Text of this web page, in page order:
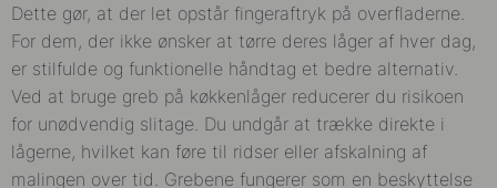
Dette gør, at der let opstår fingeraftryk på overfladerne.
For dem, der ikke ønsker at tørre deres låger af hver dag,
er stilfulde og funktionelle håndtag et bedre alternativ.
Ved at bruge greb på køkkenlåger reducerer du risikoen
for unødvendig slitage. Du undgår at trække direkte i
lågerne, hvilket kan føre til ridser eller afskalning af
malingen over tid. Grebene fungerer som en beskyttelse